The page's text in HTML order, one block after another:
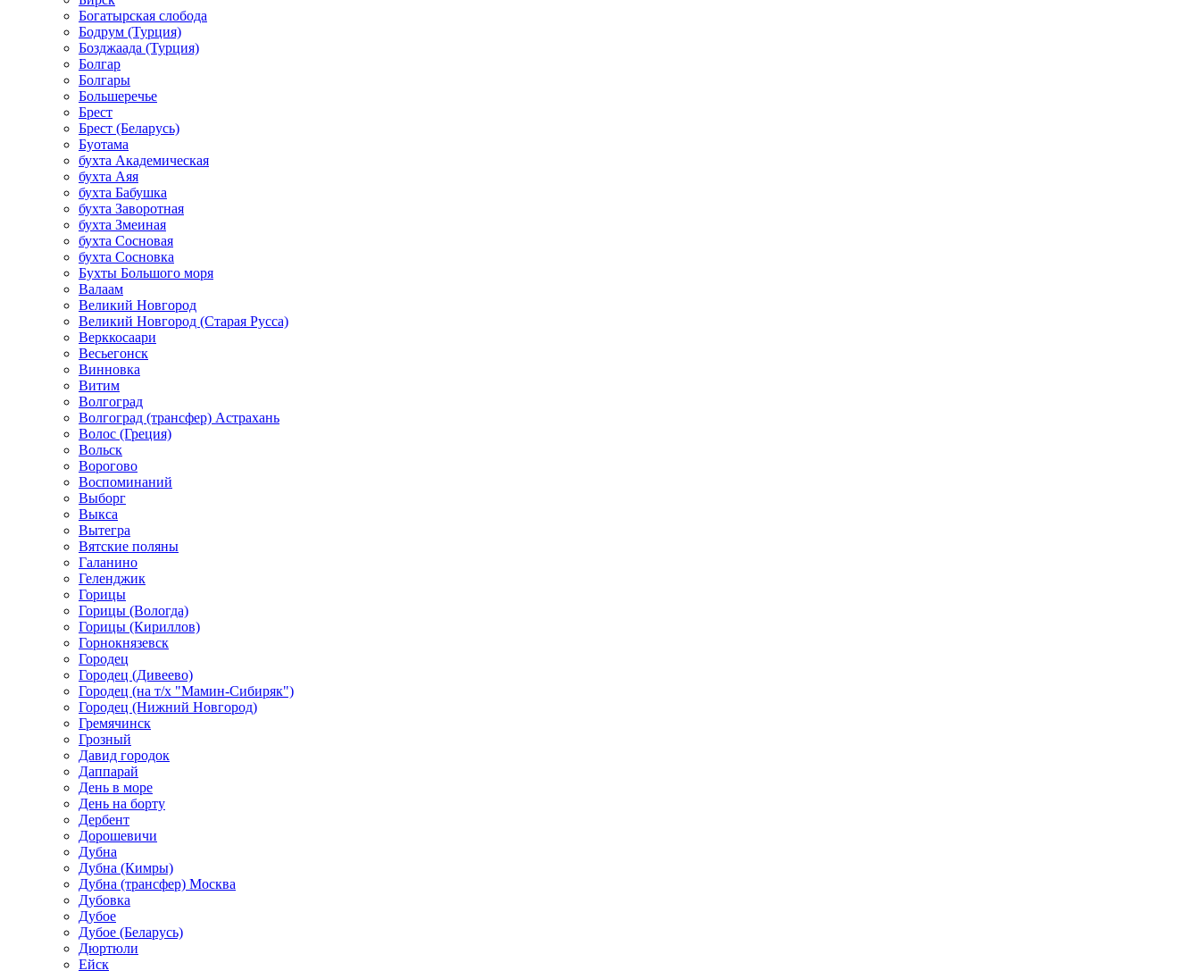
Богатырская слобода
Бодрум (Турция)
Бозджаада (Турция)
Болгар
Болгары
Большеречье
Брест
Брест (Беларусь)
Буотама
бухта Академическая
бухта Аяя
бухта Бабушка
бухта Заворотная
бухта Змеиная
бухта Сосновая
бухта Сосновка
Бухты Большого моря
Валаам
Великий Новгород
Великий Новгород (Старая Русса)
Верккосаари
Весьегонск
Винновка
Витим
Волгоград
Волгоград (трансфер) Астрахань
Волос (Греция)
Вольск
Ворогово
Воспоминаний
Выборг
Выкса
Вытегра
Вятские поляны
Галанино
Геленджик
Горицы
Горицы (Вологда)
Горицы (Кириллов)
Горнокнязевск
Городец
Городец (Дивеево)
Городец (на т/х "Мамин-Сибиряк")
Городец (Нижний Новгород)
Гремячинск
Грозный
Давид городок
Даппарай
День в море
День на борту
Дербент
Дорошевичи
Дубна
Дубна (Кимры)
Дубна (трансфер) Москва
Дубовка
Дубое
Дубое (Беларусь)
Дюртюли
Ейск